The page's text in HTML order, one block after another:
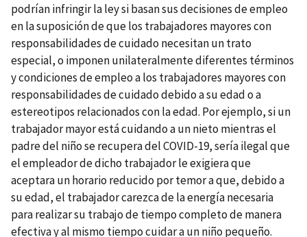
podrían infringir la ley si basan sus decisiones de empleo
en la suposición de que los trabajadores mayores con
responsabilidades de cuidado necesitan un trato
especial, o imponen unilateralmente diferentes términos
y condiciones de empleo a los trabajadores mayores con
responsabilidades de cuidado debido a su edad o a
estereotipos relacionados con la edad. Por ejemplo, si un
trabajador mayor está cuidando a un nieto mientras el
padre del niño se recupera del COVID-19, sería ilegal que
el empleador de dicho trabajador le exigiera que
aceptara un horario reducido por temor a que, debido a
su edad, el trabajador carezca de la energía necesaria
para realizar su trabajo de tiempo completo de manera
efectiva y al mismo tiempo cuidar a un niño pequeño.